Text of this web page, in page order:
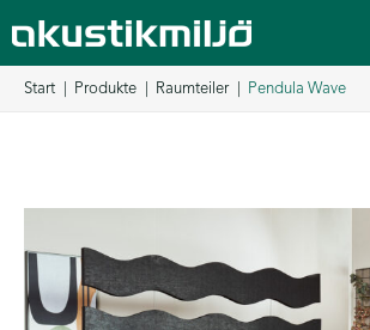
Inhalt
springen
Start Produkte Raumteiler Pendula Wave